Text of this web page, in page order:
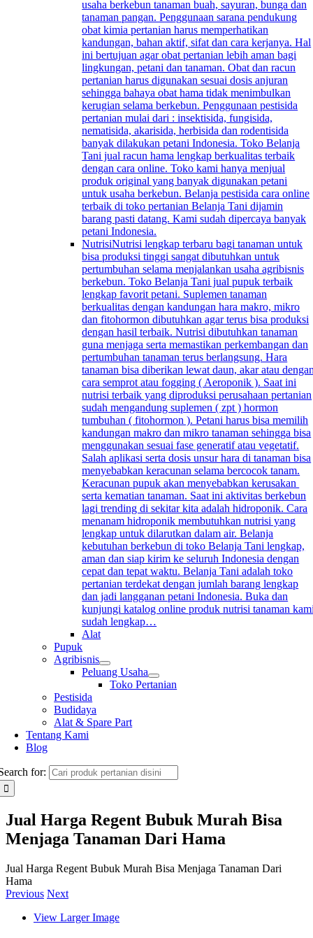
usaha berkebun tanaman buah, sayuran, bunga dan
tanaman pangan. Penggunaan sarana pendukung
obat kimia pertanian harus memperhatikan
kandungan, bahan aktif, sifat dan cara kerjanya. Hal
ini bertujuan agar obat pertanian lebih aman bagi
lingkungan, petani dan tanaman. Obat dan racun
pertanian harus digunakan sesuai dosis anjuran
sehingga bahaya obat hama tidak menimbulkan
kerugian selama berkebun. Penggunaan pestisida
pertanian mulai dari : insektisida, fungisida,
nematisida, akarisida, herbisida dan rodentisida
banyak dilakukan petani Indonesia. Toko Belanja
Tani jual racun hama lengkap berkualitas terbaik
dengan cara online. Toko kami hanya menjual
produk original yang banyak digunakan petani
untuk usaha berkebun. Belanja pestisida cara online
terbaik di toko pertanian Belanja Tani dijamin
barang pasti datang. Kami sudah dipercaya banyak
petani Indonesia.
NutrisiNutrisi lengkap terbaru bagi tanaman untuk
bisa produksi tinggi sangat dibutuhkan untuk
pertumbuhan selama menjalankan usaha agribisnis
berkebun. Toko Belanja Tani jual pupuk terbaik
lengkap favorit petani. Suplemen tanaman
berkualitas dengan kandungan hara makro, mikro
dan fitohormon dibutuhkan agar terus bisa produksi
dengan hasil terbaik. Nutrisi dibutuhkan tanaman
guna menjaga serta memastikan perkembangan dan
pertumbuhan tanaman terus berlangsung. Hara
tanaman bisa diberikan lewat daun, akar atau
cara semprot atau fogging ( Aeroponik ). Saat ini
nutrisi terbaik yang diproduksi perusahaan pertanian
sudah mengandung suplemen ( zpt ) hormon
tumbuhan ( fitohormon ). Petani harus bisa memilih
kandungan makro dan mikro tanaman sehingga bisa
menggunakan sesuai fase generatif atau vegetatif.
Salah aplikasi serta dosis unsur hara di tanaman bisa
menyebabkan keracunan selama bercocok tanam.
Keracunan pupuk akan menyebabkan kerusakan
serta kematian tanaman. Saat ini aktivitas berkebun
lagi trending di sekitar kita adalah hidroponik. Cara
menanam hidroponik membutuhkan nutrisi yang
lengkap untuk dilarutkan dalam air. Belanja
kebutuhan berkebun di toko Belanja Tani lengkap,
aman dan siap kirim ke seluruh Indonesia dengan
cepat dan tepat waktu. Belanja Tani adalah toko
pertanian terdekat dengan jumlah barang lengkap
dan jadi langganan petani Indonesia. Buka dan
kunjungi katalog online produk nutrisi tanaman
sudah lengkap…
Alat
Pupuk
Agribisnis
Peluang Usaha
Toko Pertanian
Pestisida
Budidaya
Alat & Spare Part
Tentang Kami
Blog
for:
Jual Harga Regent Bubuk Murah Bisa
Menjaga Tanaman Dari Hama
Jual Harga Regent Bubuk Murah Bisa Menjaga Tanaman Dari
Hama
Previous Next
View Larger Image